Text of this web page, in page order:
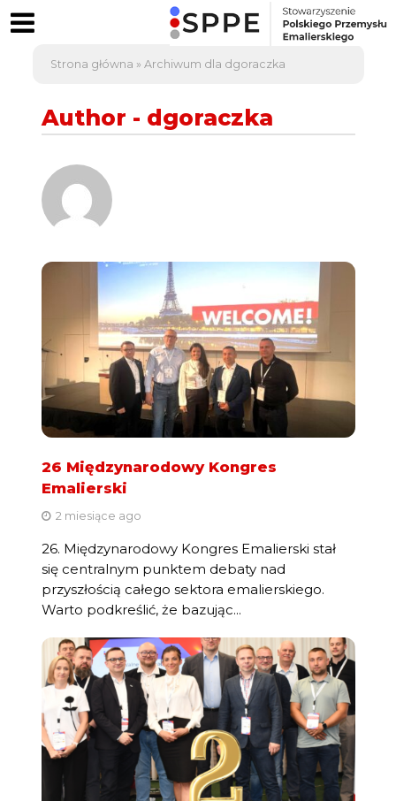
Strona główna » Archiwum dla dgoraczka
Author - dgoraczka
26 Międzynarodowy Kongres
Emalierski
2 miesiące ago
26. Międzynarodowy Kongres Emalierski stał
się centralnym punktem debaty nad
przyszłością całego sektora emalierskiego.
Warto podkreślić, że bazując...